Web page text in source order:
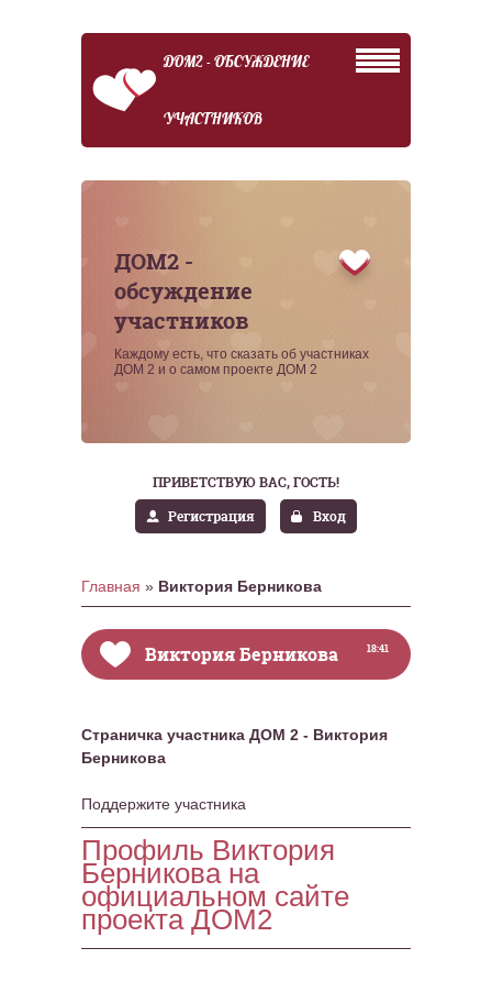
ДОМ2 - ОБСУЖДЕНИЕ
УЧАСТНИКОВ
ДОМ2 -
обсуждение
участников
Каждому есть, что сказать об участниках
ДОМ 2 и о самом проекте ДОМ 2
ПРИВЕТСТВУЮ ВАС, ГОСТЬ!
Регистрация
Вход
Главная » Виктория Берникова
18:41
Виктория Берникова
Страничка участника ДОМ 2 - Виктория
Берникова
Поддержите участника
Профиль Виктория
Берникова на
официальном сайте
проекта ДОМ2